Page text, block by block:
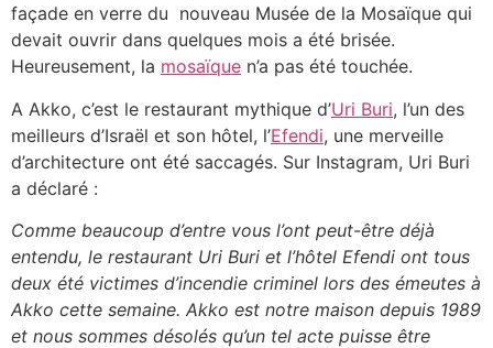
façade en verre du nouveau Musée de la Mosaïque qui
devait ouvrir dans quelques mois a été brisée.
Heureusement, la mosaïque n’a pas été touchée.
A Akko, c’est le restaurant mythique d’Uri Buri, l’un des
meilleurs d’Israël et son hôtel, l’Efendi, une merveille
d’architecture ont été saccagés. Sur Instagram, Uri Buri
a déclaré :
Comme beaucoup d’entre vous l’ont peut-être déjà
entendu, le restaurant Uri Buri et l’hôtel Efendi ont tous
deux été victimes d’incendie criminel lors des émeutes à
Akko cette semaine. Akko est notre maison depuis 1989
et nous sommes désolés qu’un tel acte puisse être